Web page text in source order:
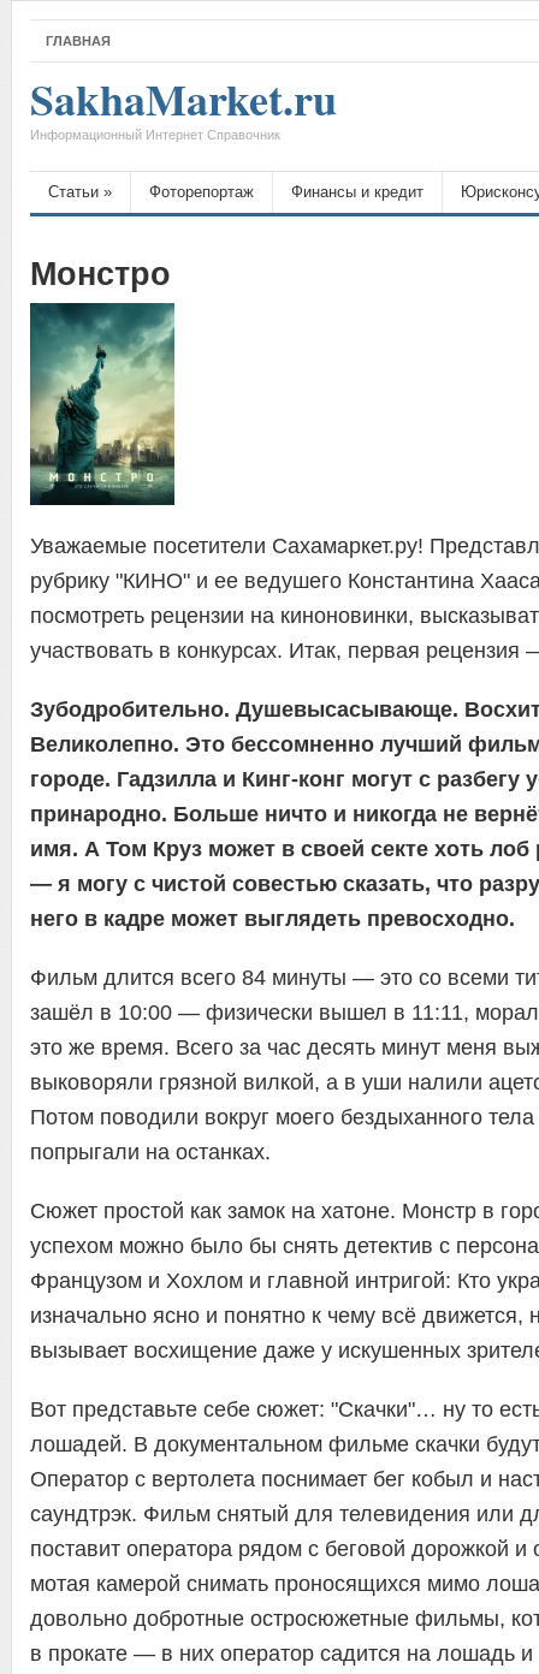
ГЛАВНАЯ
SakhaMarket.ru
Информационный Интернет Справочник
Статьи » Фоторепортаж Финансы и кредит
Монстро
Уважаемые посетители Сахамаркет.ру!
рубрику "КИНО" и ее ведушего Константина
посмотреть рецензии на киноновинки,
участвовать в конкурсах. Итак, первая
Зубодробительно. Душевысасывающе.
Великолепно. Это бессомненно лучший
городе. Гадзилла и Кинг-конг могут с разбегу
принародно. Больше ничто и никогда не
имя. А Том Круз может в своей секте хоть лоб
— я могу с чистой совестью сказать, что
него в кадре может выглядеть превосходно.
Фильм длится всего 84 минуты — это со всеми
зашёл в 10:00 — физически вышел в 11:11,
это же время. Всего за час десять минут меня
выковоряли грязной вилкой, а в уши налили
Потом поводили вокруг моего бездыханного
попрыгали на останках.
Сюжет простой как замок на хатоне. Монстр в
успехом можно было бы снять детектив с
Французом и Хохлом и главной интригой: Кто
изначально ясно и понятно к чему всё движется,
вызывает восхищение даже у искушенных
Вот представьте себе сюжет: "Скачки"… ну то
лошадей. В документальном фильме скачки
Оператор с вертолета поснимает бег кобыл и
саундтрэк. Фильм снятый для телевидения или
поставит оператора рядом с беговой дорожкой и
мотая камерой снимать проносящихся мимо
довольно добротные остросюжетные фильмы,
в прокате — в них оператор садится на лошадь и